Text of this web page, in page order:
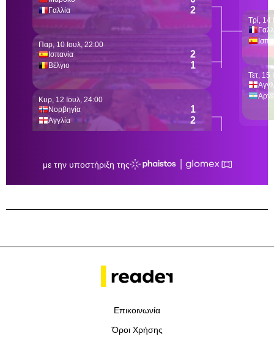
Επικοινωνία
Όροι Χρήσης